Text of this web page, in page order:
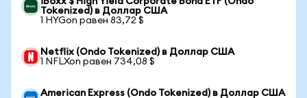
Tokenized) в Доллар США
1 HYGon равен 83,72 $
Netflix (Ondo Tokenized) в Доллар США
1 NFLXon равен 734,08 $
American Express (Ondo Tokenized) в Доллар США